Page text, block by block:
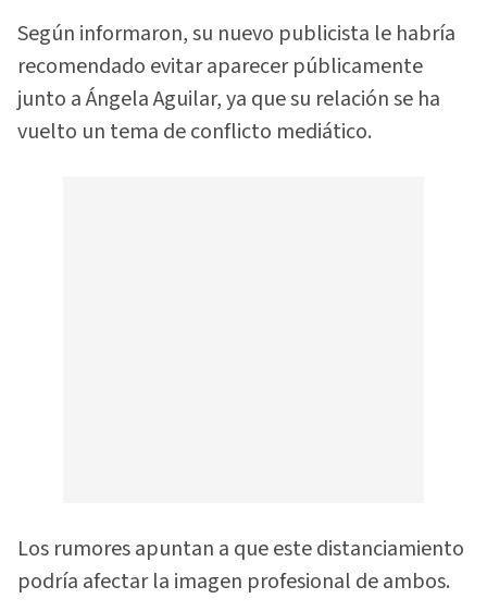
Según informaron, su nuevo publicista le habría
recomendado evitar aparecer públicamente
junto a Ángela Aguilar, ya que su relación se ha
vuelto un tema de conflicto mediático.
Los rumores apuntan a que este distanciamiento
podría afectar la imagen profesional de ambos.